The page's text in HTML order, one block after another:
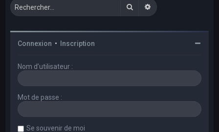
RechercherRecherche avancée
Connexion • Inscription
Nom d’utilisateur :
Mot de passe :
Se souvenir de moi